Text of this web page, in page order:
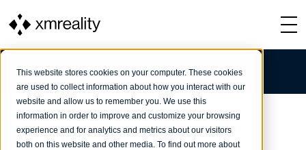
This website stores cookies on your computer. These cookies
are used to collect information about how you interact with our
website and allow us to remember you. We use this
information in order to improve and customize your browsing
experience and for analytics and metrics about our visitors
both on this website and other media. To find out more about
Navigation
PRESSMEDDELANDE